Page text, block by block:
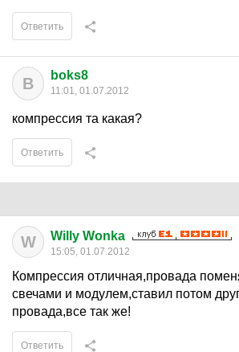
Ответить
B boks8
11:01, 01.07.2012
компрессия та какая?
Ответить
W Willy Wonka
15:05, 01.07.2012
Компрессия отличная,провада
свечами и модулем,ставил потом
провада,все так же!
Ответить